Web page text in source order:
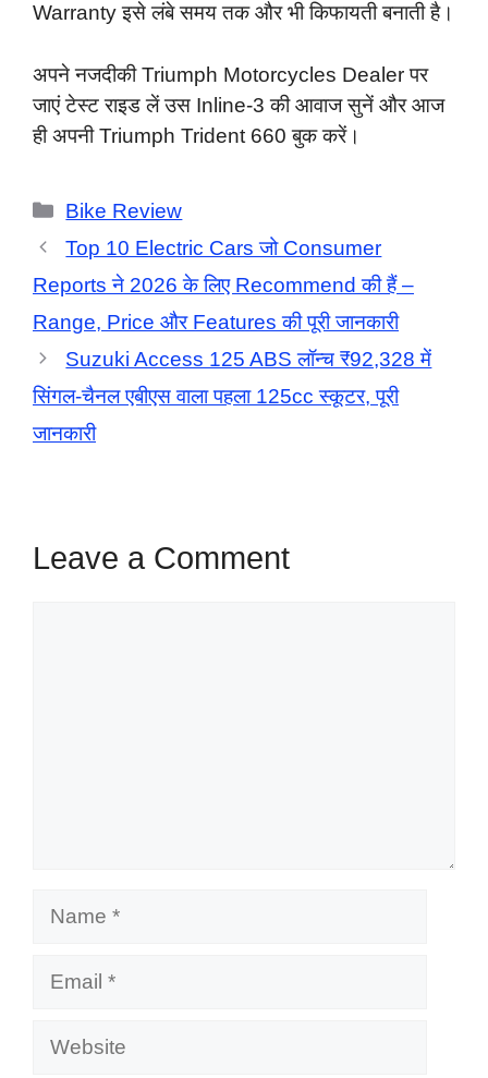
Warranty इसे लंबे समय तक और भी किफायती बनाती है।
अपने नजदीकी Triumph Motorcycles Dealer पर
जाएं टेस्ट राइड लें उस Inline-3 की आवाज सुनें और आज
ही अपनी Triumph Trident 660 बुक करें।
Categories
Bike Review
Top 10 Electric Cars जो Consumer
Reports ने 2026 के लिए Recommend की हैं –
Range, Price और Features की पूरी जानकारी
Suzuki Access 125 ABS लॉन्च ₹92,328 में
सिंगल-चैनल एबीएस वाला पहला 125cc स्कूटर, पूरी
जानकारी
Leave a Comment
Website